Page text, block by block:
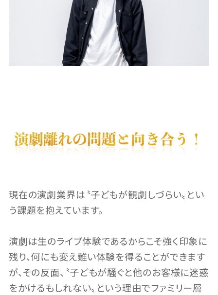
現在の演劇業界は〝子どもが観劇しづらい〟とい
う課題を抱えています。
演劇は生のライブ体験であるからこそ強く印象に
残り、何にも変え難い体験を得ることができます
が、その反面、〝子どもが騒ぐと他のお客様に迷惑
をかけるもしれない〟という理由でファミリー層